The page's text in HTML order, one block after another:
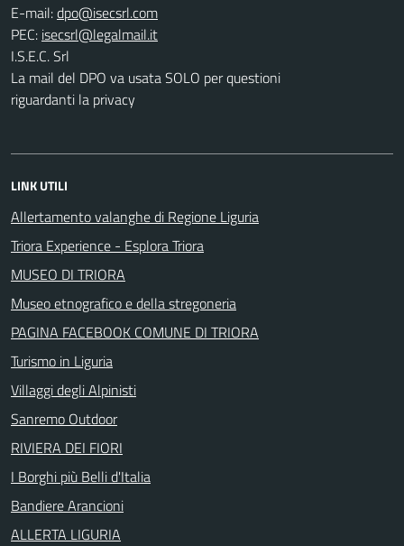
E-mail:
PEC:
I.S.E.C. Srl
La mail del DPO va usata SOLO per questioni
riguardanti la privacy
LINK UTILI
Allertamento valanghe di Regione Liguria
Triora Experience - Esplora Triora
MUSEO DI TRIORA
Museo etnografico e della stregoneria
PAGINA FACEBOOK COMUNE DI TRIORA
Turismo in Liguria
Villaggi degli Alpinisti
Sanremo Outdoor
RIVIERA DEI FIORI
I Borghi più Belli d'Italia
Bandiere Arancioni
ALLERTA LIGURIA